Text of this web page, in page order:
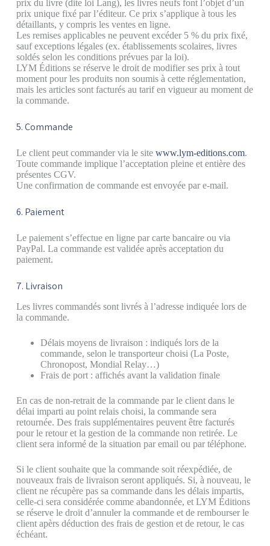
prix du livre (dite loi Lang), les livres neufs font l’objet d’un
prix unique fixé par l’éditeur. Ce prix s’applique à tous les
détaillants, y compris les ventes en ligne.
Les remises applicables ne peuvent excéder 5 % du prix fixé,
sauf exceptions légales (ex. établissements scolaires, livres
soldés selon les conditions prévues par la loi).
LYM Éditions se réserve le droit de modifier ses prix à tout
moment pour les produits non soumis à cette réglementation,
mais les articles sont facturés au tarif en vigueur au moment de
la commande.
5. Commande
Le client peut commander via le site www.lym-editions.com.
Toute commande implique l’acceptation pleine et entière des
présentes CGV.
Une confirmation de commande est envoyée par e-mail.
6. Paiement
Le paiement s’effectue en ligne par carte bancaire ou via
PayPal. La commande est validée après acceptation du
paiement.
7. Livraison
Les livres commandés sont livrés à l’adresse indiquée lors de
la commande.
Délais moyens de livraison : indiqués lors de la
commande, selon le transporteur choisi (La Poste,
Chronopost, Mondial Relay…)
Frais de port : affichés avant la validation finale
En cas de non-retrait de la commande par le client dans le
délai imparti au point relais choisi, la commande sera
retournée. Des frais supplémentaires peuvent être facturés
pour le retour et la gestion de la commande non retirée. Le
client sera informé de la situation par email ou par téléphone.
Si le client souhaite que la commande soit réexpédiée, de
nouveaux frais de livraison seront appliqués. Si, à nouveau, le
client ne récupère pas sa commande dans les délais impartis,
celle-ci sera considérée comme abandonnée, et LYM Éditions
se réserve le droit d’annuler la commande et de rembourser le
client apèrs déduction des frais de gestion et de retour, le cas
échéant.